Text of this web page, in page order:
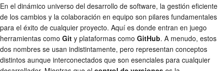
En el dinámico universo del desarrollo de software, la gestión eficiente
de los cambios y la colaboración en equipo son pilares fundamentales
para el éxito de cualquier proyecto. Aquí es donde entran en juego
herramientas como Git y plataformas como GitHub. A menudo, estos
dos nombres se usan indistintamente, pero representan conceptos
distintos aunque interconectados que son esenciales para cualquier